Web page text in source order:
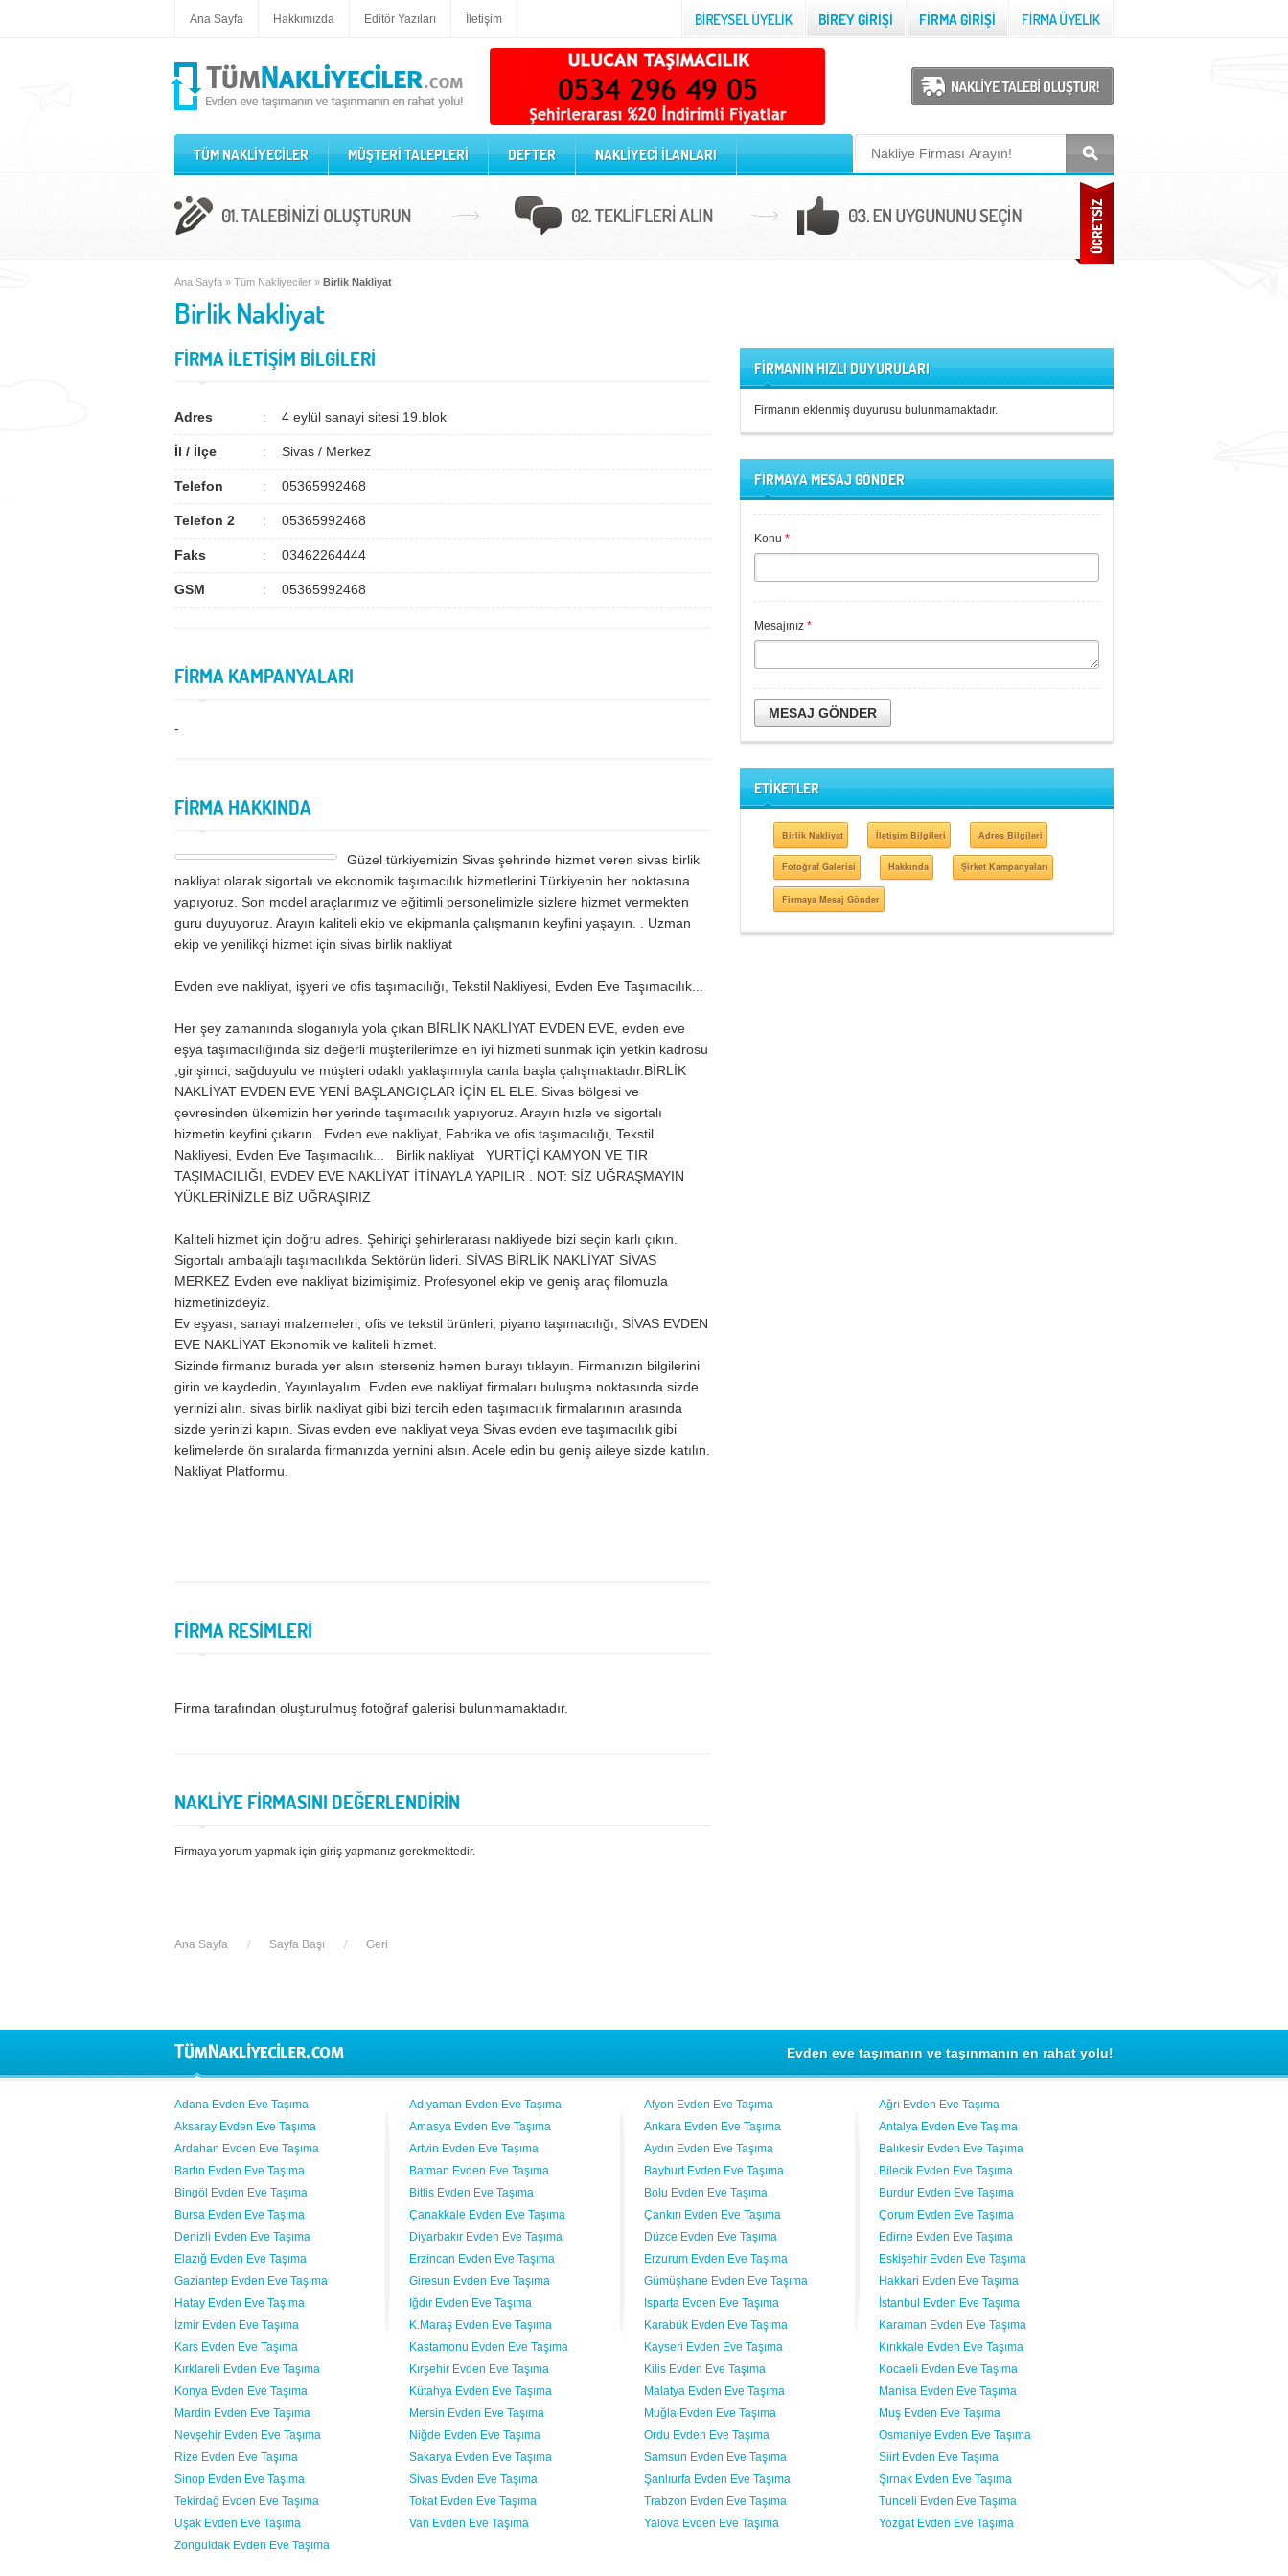
Ana Sayfa Hakkımızda Editör Yazıları İletişim
TÜM NAKLİYECİLER MÜŞTERİ TALEPLERİ DEFTER NAKLİYECİ İLANLARI
Ana Sayfa » Tüm Nakliyeciler » Birlik Nakliyat
Birlik Nakliyat
FİRMA İLETİŞİM BİLGİLERİ
Adres 4 eylül sanayi sitesi 19.blok
İl / İlçe Sivas / Merkez
Telefon 05365992468
Telefon 2 05365992468
Faks 03462264444
GSM 05365992468
FİRMA KAMPANYALARI
-
FİRMA HAKKINDA
Güzel türkiyemizin Sivas şehrinde hizmet veren sivas birlik
nakliyat olarak sigortalı ve ekonomik taşımacılık hizmetlerini Türkiyenin her noktasına
yapıyoruz. Son model araçlarımız ve eğitimli personelimizle sizlere hizmet vermekten
guru duyuyoruz. Arayın kaliteli ekip ve ekipmanla çalışmanın keyfini yaşayın. . Uzman
ekip ve yenilikçi hizmet için sivas birlik nakliyat
Evden eve nakliyat, işyeri ve ofis taşımacılığı, Tekstil Nakliyesi, Evden Eve Taşımacılık...
Her şey zamanında sloganıyla yola çıkan BİRLİK NAKLİYAT EVDEN EVE, evden eve
eşya taşımacılığında siz değerli müşterilerimze en iyi hizmeti sunmak için yetkin kadrosu
,girişimci, sağduyulu ve müşteri odaklı yaklaşımıyla canla başla çalışmaktadır.BİRLİK
NAKLİYAT EVDEN EVE YENİ BAŞLANGIÇLAR İÇİN EL ELE. Sivas bölgesi ve
çevresinden ülkemizin her yerinde taşımacılık yapıyoruz. Arayın hızle ve sigortalı
hizmetin keyfini çıkarın. .Evden eve nakliyat, Fabrika ve ofis taşımacılığı, Tekstil
Nakliyesi, Evden Eve Taşımacılık... Birlik nakliyat YURTİÇİ KAMYON VE TIR
TAŞIMACILIĞI, EVDEV EVE NAKLİYAT İTİNAYLA YAPILIR . NOT: SİZ UĞRAŞMAYIN
YÜKLERİNİZLE BİZ UĞRAŞIRIZ
Kaliteli hizmet için doğru adres. Şehiriçi şehirlerarası nakliyede bizi seçin karlı çıkın.
Sigortalı ambalajlı taşımacılıkda Sektörün lideri. SİVAS BİRLİK NAKLİYAT SİVAS
MERKEZ Evden eve nakliyat bizimişimiz. Profesyonel ekip ve geniş araç filomuzla
hizmetinizdeyiz.
Ev eşyası, sanayi malzemeleri, ofis ve tekstil ürünleri, piyano taşımacılığı, SİVAS EVDEN
EVE NAKLİYAT Ekonomik ve kaliteli hizmet.
Sizinde firmanız burada yer alsın isterseniz hemen burayı tıklayın. Firmanızın bilgilerini
girin ve kaydedin, Yayınlayalım. Evden eve nakliyat firmaları buluşma noktasında sizde
yerinizi alın. sivas birlik nakliyat gibi bizi tercih eden taşımacılık firmalarının arasında
sizde yerinizi kapın. Sivas evden eve nakliyat veya Sivas evden eve taşımacılık gibi
kelimelerde ön sıralarda firmanızda yernini alsın. Acele edin bu geniş aileye sizde katılın.
Nakliyat Platformu.
FİRMA RESİMLERİ
Firma tarafından oluşturulmuş fotoğraf galerisi bulunmamaktadır.
NAKLİYE FİRMASINI DEĞERLENDİRİN
Firmaya yorum yapmak için giriş yapmanız gerekmektedir.
FİRMANIN HIZLI DUYURULARI
Firmanın eklenmiş duyurusu bulunmamaktadır.
FİRMAYA MESAJ GÖNDER
Konu *
Mesajınız *
MESAJ GÖNDER
ETİKETLER
Birlik Nakliyat İletişim Bilgileri Adres Bilgileri
Fotoğraf Galerisi Hakkında Şirket Kampanyaları
Firmaya Mesaj Gönder
Ana Sayfa / Sayfa Başı / Geri
Evden eve taşımanın ve taşınmanın en rahat yolu!
Adana Evden Eve Taşıma Adıyaman Evden Eve Taşıma Afyon Evden Eve Taşıma
Ağrı Evden Eve Taşıma
Aksaray Evden Eve Taşıma
Amasya Evden Eve Taşıma Ankara Evden Eve Taşıma
Antalya Evden Eve Taşıma
Ardahan Evden Eve Taşıma
Artvin Evden Eve Taşıma Aydın Evden Eve Taşıma
Balıkesir Evden Eve Taşıma
Bartın Evden Eve Taşıma
Batman Evden Eve Taşıma Bayburt Evden Eve Taşıma
Bilecik Evden Eve Taşıma
Bingöl Evden Eve Taşıma
Bitlis Evden Eve Taşıma Bolu Evden Eve Taşıma
Burdur Evden Eve Taşıma
Bursa Evden Eve Taşıma
Çanakkale Evden Eve Taşıma Çankırı Evden Eve Taşıma
Çorum Evden Eve Taşıma
Denizli Evden Eve Taşıma
Diyarbakır Evden Eve Taşıma Düzce Evden Eve Taşıma
Edirne Evden Eve Taşıma
Elazığ Evden Eve Taşıma
Erzincan Evden Eve Taşıma Erzurum Evden Eve Taşıma
Eskişehir Evden Eve Taşıma
Gaziantep Evden Eve Taşıma
Giresun Evden Eve Taşıma Gümüşhane Evden Eve Taşıma
Hakkari Evden Eve Taşıma
Hatay Evden Eve Taşıma
Iğdır Evden Eve Taşıma Isparta Evden Eve Taşıma
İstanbul Evden Eve Taşıma
İzmir Evden Eve Taşıma
K.Maraş Evden Eve Taşıma Karabük Evden Eve Taşıma
Karaman Evden Eve Taşıma
Kars Evden Eve Taşıma
Kastamonu Evden Eve Taşıma Kayseri Evden Eve Taşıma
Kırıkkale Evden Eve Taşıma
Kırklareli Evden Eve Taşıma
Kırşehir Evden Eve Taşıma Kilis Evden Eve Taşıma
Kocaeli Evden Eve Taşıma
Konya Evden Eve Taşıma
Kütahya Evden Eve Taşıma Malatya Evden Eve Taşıma
Manisa Evden Eve Taşıma
Mardin Evden Eve Taşıma
Mersin Evden Eve Taşıma Muğla Evden Eve Taşıma
Muş Evden Eve Taşıma
Nevşehir Evden Eve Taşıma
Niğde Evden Eve Taşıma Ordu Evden Eve Taşıma
Osmaniye Evden Eve Taşıma
Rize Evden Eve Taşıma
Sakarya Evden Eve Taşıma Samsun Evden Eve Taşıma
Siirt Evden Eve Taşıma
Sinop Evden Eve Taşıma
Sivas Evden Eve Taşıma Şanlıurfa Evden Eve Taşıma
Şırnak Evden Eve Taşıma
Tekirdağ Evden Eve Taşıma
Tokat Evden Eve Taşıma Trabzon Evden Eve Taşıma
Tunceli Evden Eve Taşıma
Uşak Evden Eve Taşıma
Van Evden Eve Taşıma Yalova Evden Eve Taşıma
Yozgat Evden Eve Taşıma
Zonguldak Evden Eve Taşıma